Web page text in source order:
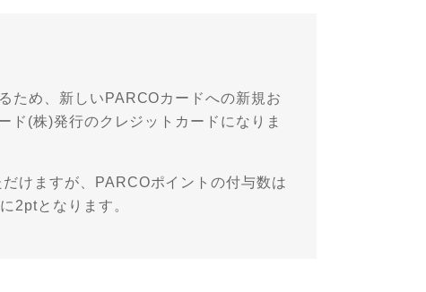
ため、新しいPARCOカードへの新規お
ド(株)発行のクレジットカードになりま
けますが、PARCOポイントの付与数は
2ptとなります。